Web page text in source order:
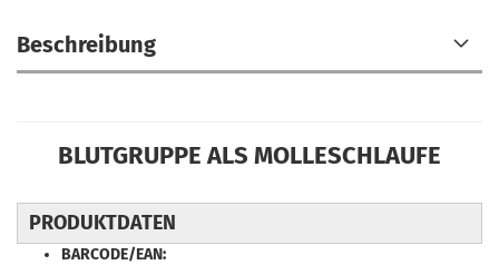
Beschreibung
BLUTGRUPPE ALS MOLLESCHLAUFE
PRODUKTDATEN
BARCODE/EAN: